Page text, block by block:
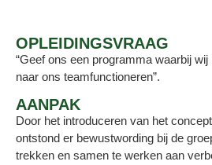
OPLEIDINGSVRAAG
“Geef ons een programma waarbij
naar ons teamfunctioneren”.
AANPAK
Door het introduceren van het concept
ontstond er bewustwording bij de
trekken en samen te werken aan